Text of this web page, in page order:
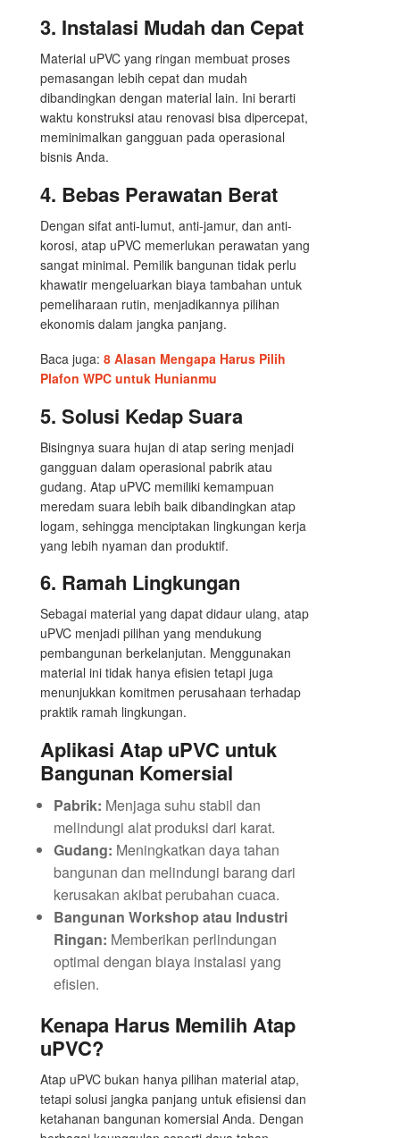
3. Instalasi Mudah dan Cepat
Material uPVC yang ringan membuat proses
pemasangan lebih cepat dan mudah
dibandingkan dengan material lain. Ini berarti
waktu konstruksi atau renovasi bisa dipercepat,
meminimalkan gangguan pada operasional
bisnis Anda.
4. Bebas Perawatan Berat
Dengan sifat anti-lumut, anti-jamur, dan anti-
korosi, atap uPVC memerlukan perawatan yang
sangat minimal. Pemilik bangunan tidak perlu
khawatir mengeluarkan biaya tambahan untuk
pemeliharaan rutin, menjadikannya pilihan
ekonomis dalam jangka panjang.
Baca juga: 8 Alasan Mengapa Harus Pilih
Plafon WPC untuk Hunianmu
5. Solusi Kedap Suara
Bisingnya suara hujan di atap sering menjadi
gangguan dalam operasional pabrik atau
gudang. Atap uPVC memiliki kemampuan
meredam suara lebih baik dibandingkan atap
logam, sehingga menciptakan lingkungan kerja
yang lebih nyaman dan produktif.
6. Ramah Lingkungan
Sebagai material yang dapat didaur ulang, atap
uPVC menjadi pilihan yang mendukung
pembangunan berkelanjutan. Menggunakan
material ini tidak hanya efisien tetapi juga
menunjukkan komitmen perusahaan terhadap
praktik ramah lingkungan.
Aplikasi Atap uPVC untuk
Bangunan Komersial
Pabrik: Menjaga suhu stabil dan
melindungi alat produksi dari karat.
Gudang: Meningkatkan daya tahan
bangunan dan melindungi barang dari
kerusakan akibat perubahan cuaca.
Bangunan Workshop atau Industri
Ringan: Memberikan perlindungan
optimal dengan biaya instalasi yang
efisien.
Kenapa Harus Memilih Atap
uPVC?
Atap uPVC bukan hanya pilihan material atap,
tetapi solusi jangka panjang untuk efisiensi dan
ketahanan bangunan komersial Anda. Dengan